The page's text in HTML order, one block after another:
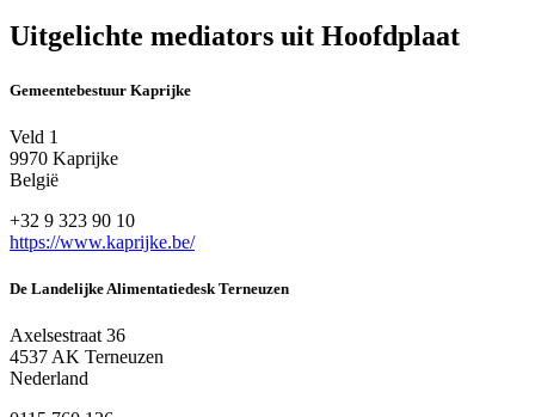
Uitgelichte mediators uit Hoofdplaat
Gemeentebestuur Kaprijke
Veld 1
9970 Kaprijke
België
+32 9 323 90 10
https://www.kaprijke.be/
De Landelijke Alimentatiedesk Terneuzen
Axelsestraat 36
4537 AK Terneuzen
Nederland